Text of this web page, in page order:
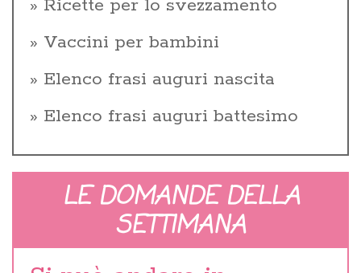
Ricette per lo svezzamento
Vaccini per bambini
Elenco frasi auguri nascita
Elenco frasi auguri battesimo
LE DOMANDE DELLA
SETTIMANA